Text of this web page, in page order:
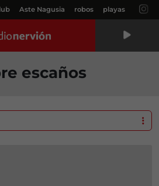
Aste Nagusia robos playas
escaños